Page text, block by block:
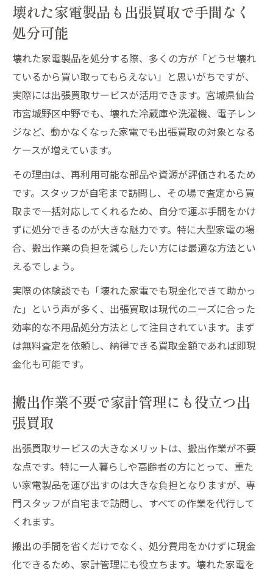
壊れた家電製品も出張買取で手間なく
処分可能
壊れた家電製品を処分する際、多くの方が「どうせ壊れ
ているから買い取ってもらえない」と思いがちですが、
実際には出張買取サービスが活用できます。宮城県仙台
市宮城野区中野でも、壊れた冷蔵庫や洗濯機、電子レン
ジなど、動かなくなった家電でも出張買取の対象となる
ケースが増えています。
その理由は、再利用可能な部品や資源が評価されるため
です。スタッフが自宅まで訪問し、その場で査定から買
取まで一括対応してくれるため、自分で運ぶ手間をかけ
ずに処分できるのが大きな魅力です。特に大型家電の場
合、搬出作業の負担を減らしたい方には最適な方法とい
えるでしょう。
実際の体験談でも「壊れた家電でも現金化できて助かっ
た」という声が多く、出張買取は現代のニーズに合った
効率的な不用品処分方法として注目されています。まず
は無料査定を依頼し、納得できる買取金額であれば即現
金化も可能です。
搬出作業不要で家計管理にも役立つ出
張買取
出張買取サービスの大きなメリットは、搬出作業が不要
な点です。特に一人暮らしや高齢者の方にとって、重た
い家電製品を運び出すのは大きな負担となりますが、専
門スタッフが自宅まで訪問し、すべての作業を代行して
くれます。
搬出の手間を省くだけでなく、処分費用をかけずに現金
化できるため、家計管理にも役立ちます。壊れた家電を